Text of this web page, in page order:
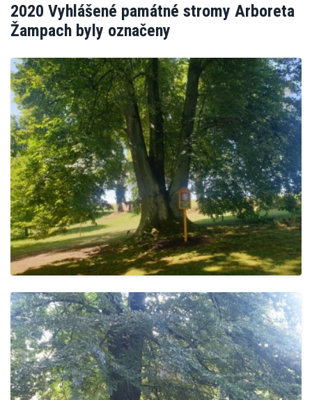
2020 Vyhlášené památné stromy Arboreta
Žampach byly označeny